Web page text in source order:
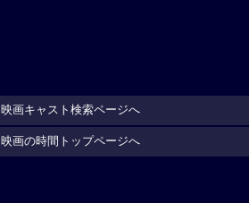
映画キャスト検索ページへ
映画の時間トップページへ